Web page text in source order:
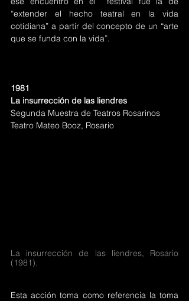
“extender el hecho teatral en la vida
cotidiana” a partir del concepto de un “arte
que se funda con la vida”.
1981
La insurrección de las liendres
Segunda Muestra de Teatros Rosarinos
Teatro Mateo Booz, Rosario
La insurrección de las liendres, Rosario
(1981).
Esta acción toma como referencia la toma